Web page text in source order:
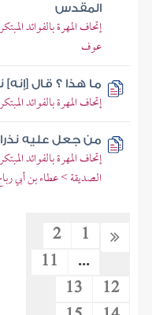
المقدس
إتحاف المهرة بالفوائد
عوف
ما هذا ؟ قال [إنه]
إتحاف المهرة بالفوائد
من جعل عليه
إتحاف المهرة بالفوائد
الصديقة > عطاء بن أبي
1
2
...
11
12
13